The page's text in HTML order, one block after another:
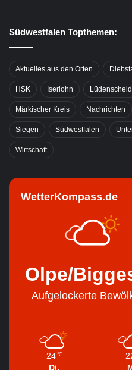
Südwestfalen Topthemen:
Aktuelles aus den Orten
HSK Iserlohn Lüdenscheid
Märkischer Kreis Nachrichten
Siegen Südwestfalen
Wirtschaft
WetterKompass.de
Olpe/
Aufgelockerte
24 ℃
Di.